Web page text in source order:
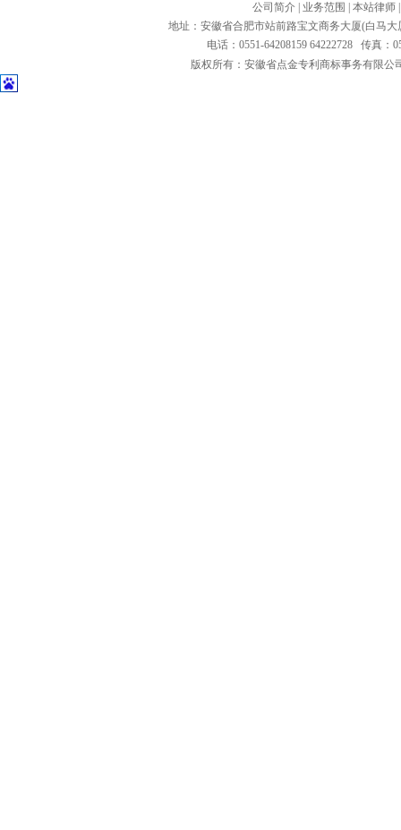
公司简介| 业务范围 本站律师
地址：安徽省合肥市站前路宝文商务大厦(白马
电话：0551-64208159 64222728 传真：
版权所有：安徽省点金专利商标事务有限公